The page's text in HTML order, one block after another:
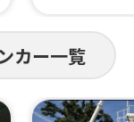
すじ煮込み、
重、はらみ
牛タン串、
にわ黒牛ステ
巻きおにぎり
カー一覧